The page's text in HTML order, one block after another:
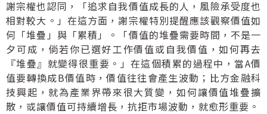
謝宗權也認同，「追求自我價值成長的人，風險承受度也
相對較大。」在這方面，謝宗權特別提醒應該觀察價值如
何「堆疊」與「累積」。「價值的堆疊需要時間，不是一
夕可成，倘若你已選好工作價值或自我價值，如何再去
『堆疊』就變得很重要。」在這個積累的過程中，當A價
值要轉換成B價值時，價值往往會產生波動；比方金融科
技興起，就為產業界帶來很大質變，如何讓價值堆疊擴
散，或讓價值可持續增長，抗拒市場波動，就愈形重要。